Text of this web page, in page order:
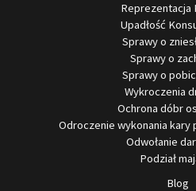
Reprezentacja
Upadłość
Sprawy o
Sprawy o
Sprawy o
Wykroczenia
Ochrona dóbr
Odroczenie wykonania kary
Odwołanie
Podział
Blog